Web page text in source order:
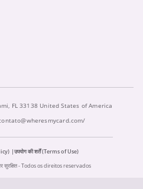
FL 33138 United States of America
उपयोग की शर्तें (Terms of Use)
सुरक्षित - Todos os direitos reservados